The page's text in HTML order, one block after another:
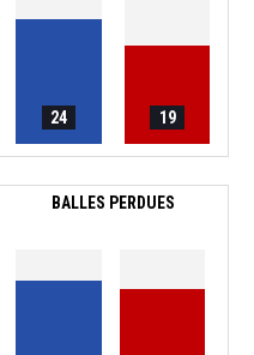
24 19
BALLES PERDUES